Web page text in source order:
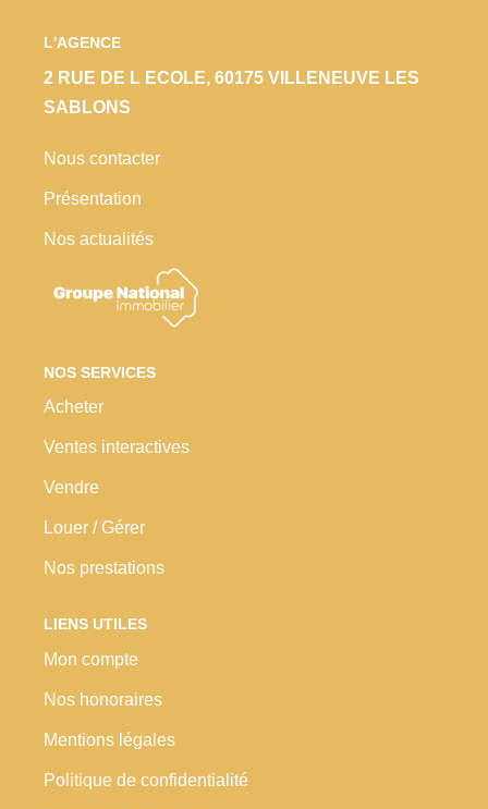
Nos Prestations
L'AGENCE
2 RUE DE L ECOLE, 60175 VILLENEUVE LES
SABLONS
Nous contacter
Présentation
Nos actualités
NOS SERVICES
Acheter
Ventes interactives
Vendre
Louer / Gérer
Nos prestations
LIENS UTILES
Mon compte
Nos honoraires
Mentions légales
Politique de confidentialité